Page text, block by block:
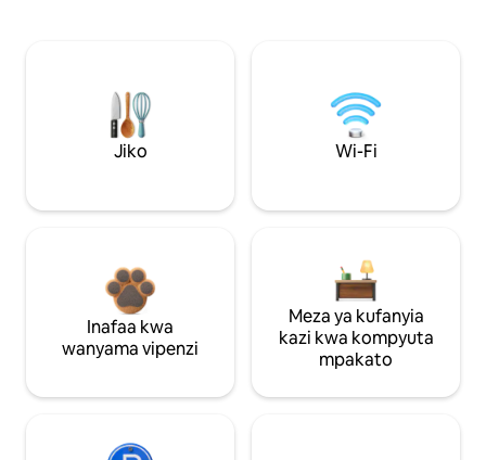
Jiko Wi-Fi
Inafaa kwa
wanyama vipenzi
Meza ya kufanyia
kazi kwa kompyuta
mpakato